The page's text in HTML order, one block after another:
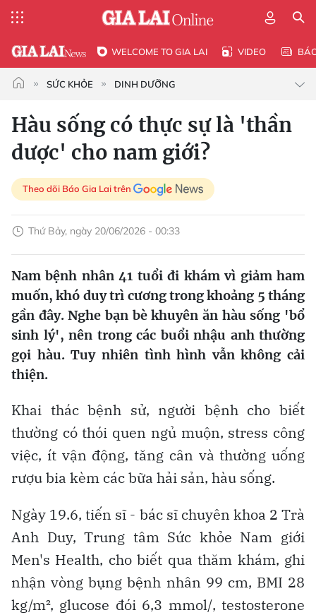
WELCOME TO GIA LAI VIDEO
SỨC KHỎE DINH DƯỠNG
Hàu sống có thực sự là 'thần
dược' cho nam giới?
Theo dõi Báo Gia Lai trên
Thứ Bảy, ngày 20/06/2026 - 00:33
Nam bệnh nhân 41 tuổi đi khám vì giảm ham
muốn, khó duy trì cương trong khoảng 5 tháng
gần đây. Nghe bạn bè khuyên ăn hàu sống 'bổ
sinh lý', nên trong các buổi nhậu anh thường
gọi hàu. Tuy nhiên tình hình vẫn không cải
thiện.
Khai thác bệnh sử, người bệnh cho biết
thường có thói quen ngủ muộn, stress công
việc, ít vận động, tăng cân và thường uống
rượu bia kèm các bữa hải sản, hàu sống.
Ngày 19.6, tiến sĩ - bác sĩ chuyên khoa 2 Trà
Anh Duy, Trung tâm Sức khỏe Nam giới
Men's Health, cho biết qua thăm khám, ghi
nhận vòng bụng bệnh nhân 99 cm, BMI 28
kg/m², glucose đói 6,3 mmol/, testosterone